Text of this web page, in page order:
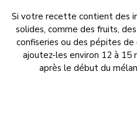
Si votre recette contient des
solides, comme des fruits,
confiseries ou des pépites de
ajoutez-les environ 12 à 15
après le début du